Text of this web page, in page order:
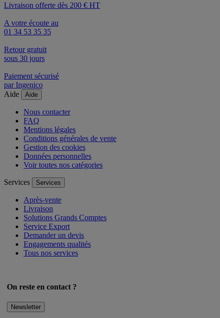
Livraison offerte dès 200 € HT
A votre écoute au
01 34 53 35 35
Retour gratuit
sous 30 jours
Paiement sécurisé
par Ingenico
Aide
Aide
Nous contacter
FAQ
Mentions légales
Conditions générales de vente
Gestion des cookies
Données personnelles
Voir toutes nos catégories
Services Services
Après-vente
Livraison
Solutions Grands Comptes
Service Export
Demander un devis
Engagements qualités
Tous nos services
On reste en contact ?
Newsletter